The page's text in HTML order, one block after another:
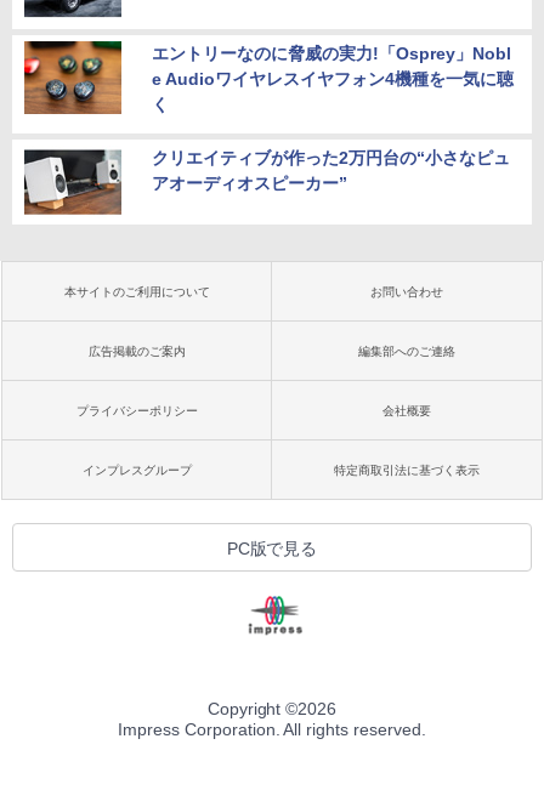
エントリーなのに脅威の実力!「Osprey」Nobl
e Audioワイヤレスイヤフォン4機種を一気に聴
く
クリエイティブが作った2万円台の“小さなピュ
アオーディオスピーカー”
本サイトのご利用について お問い合わせ
広告掲載のご案内 編集部へのご連絡
プライバシーポリシー 会社概要
インプレスグループ 特定商取引法に基づく表示
PC版で見る
Copyright ©2026
Impress Corporation. All rights reserved.